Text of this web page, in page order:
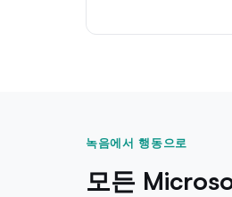
녹음에서 행동으로
모든